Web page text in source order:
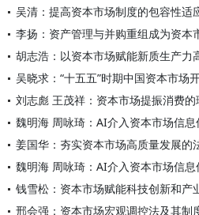
吴清：提高资本市场制度的包容性适
李扬：资产管理与并购重组成为资本
胡志浩：以资本市场赋能新质生产力
吴晓求：“十五五”时期中国资本市场
刘志彪 王茂祥：资本市场提振消费
魏明海 周咏琦：AI介入资本市场信
姜国华：夯实资本市场高质量发展的
魏明海 周咏琦：AI介入资本市场信
钱雪松：资本市场赋能科技创新和产
邢会强：资本市场宏观调控法及其制